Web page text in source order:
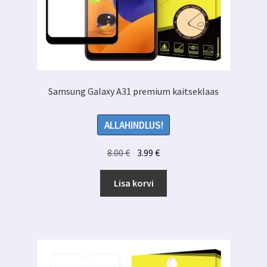
Samsung Galaxy A31 premium kaitseklaas
ALLAHINDLUS!
8.00€ Algne
hind
oli:
8.00 €.
3.99€Praegune
hind
3.99 €.
Lisa korvi